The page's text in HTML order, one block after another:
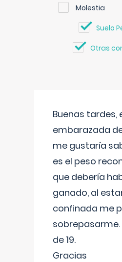
Molestia
Suelo
Otras
Buenas tardes,
embarazada
me gustaría
es el peso
que debería
ganado, al
confinada me
sobrepasarme.
de 19.
Gracias